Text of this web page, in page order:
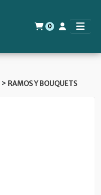
0
> RAMOS Y BOUQUETS